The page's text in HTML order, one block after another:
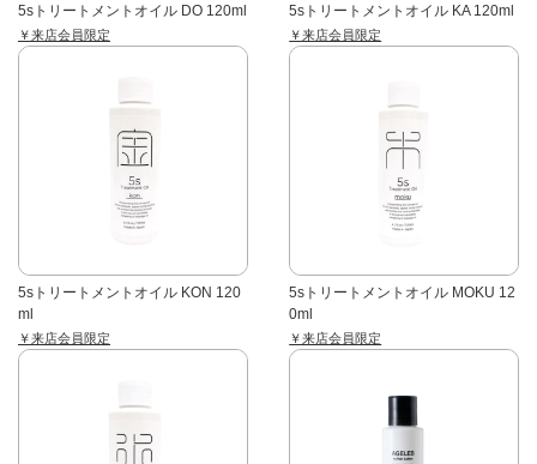
5sトリートメントオイル DO 120ml
￥来店会員限定
5sトリートメントオイル KA 120ml
￥来店会員限定
5sトリートメントオイル KON 120
ml
￥来店会員限定
5sトリートメントオイル MOKU 12
0ml
￥来店会員限定